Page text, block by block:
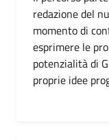
redazione del
momento di
esprimere le
potenzialità di
proprie idee